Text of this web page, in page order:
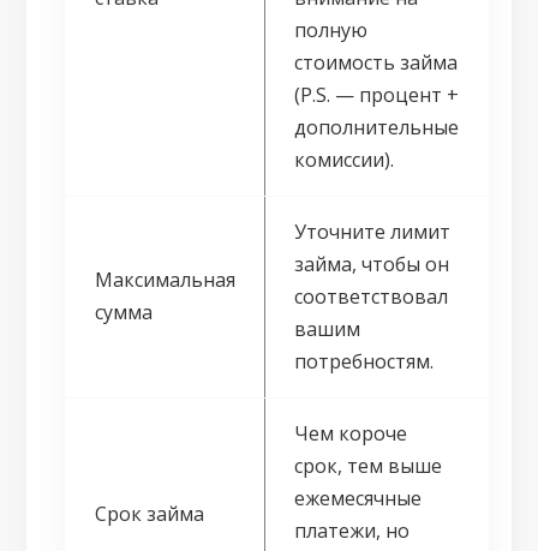
полную
стоимость займа
(P.S. — процент +
дополнительные
комиссии).
Максимальная
сумма
Уточните лимит
займа, чтобы он
соответствовал
вашим
потребностям.
Срок займа
Чем короче
срок, тем выше
ежемесячные
платежи, но